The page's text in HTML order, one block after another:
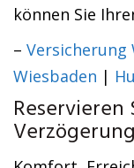
können Sie
– Versicherung
Wiesbaden |